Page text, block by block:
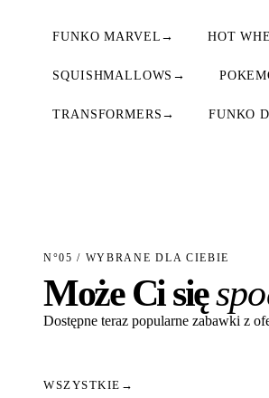
FUNKO MARVEL → HOT
SQUISHMALLOWS →
TRANSFORMERS → FUNKO
N°05 / WYBRANE DLA CIEBIE
Może Ci się
Dostępne teraz popularne zabawki z
WSZYSTKIE →